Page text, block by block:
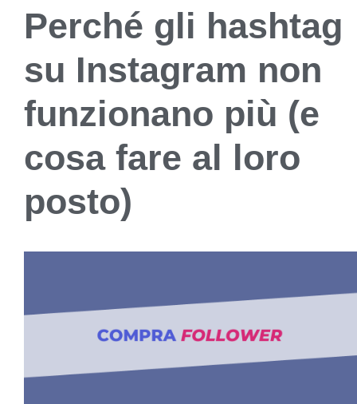
Perché gli hashtag
su Instagram non
funzionano più (e
cosa fare al loro
posto)